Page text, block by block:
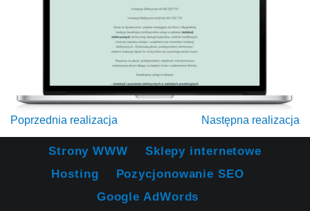
Poprzednia realizacja Następna realizacja
Strony WWW
Sklepy internetowe
Hosting
Pozycjonowanie SEO
Google AdWords